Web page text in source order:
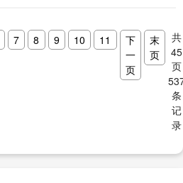
7 8 9 10 11
下
一
页
末
页
共
45
页
条
记
录